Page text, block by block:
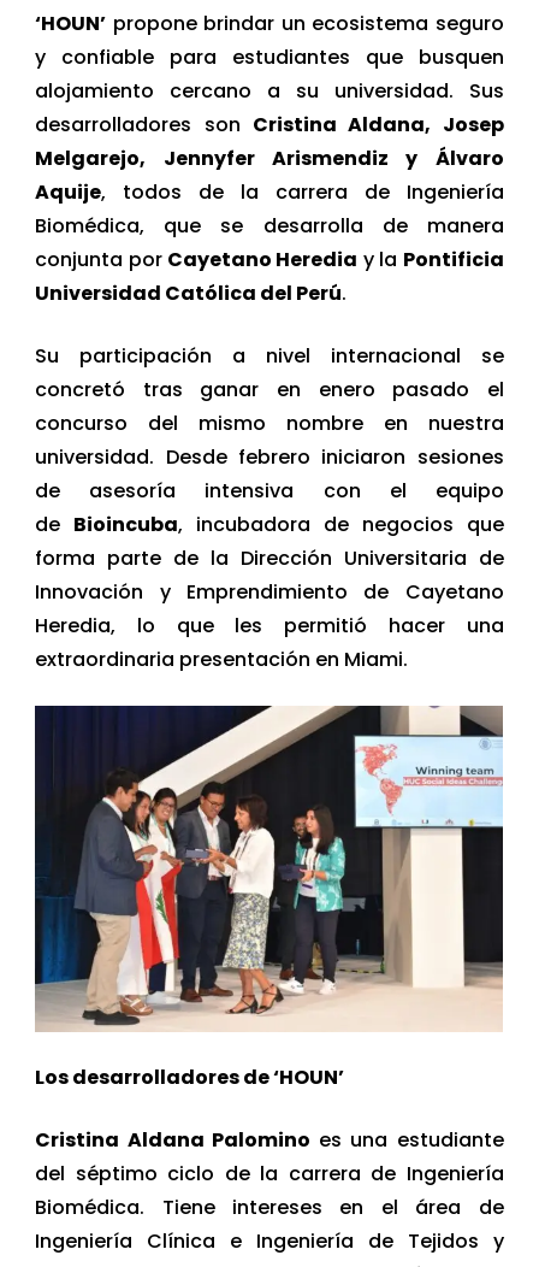
‘HOUN’ propone brindar un ecosistema seguro
y confiable para estudiantes que busquen
alojamiento cercano a su universidad. Sus
desarrolladores son Cristina Aldana, Josep
Melgarejo, Jennyfer Arismendiz y Álvaro
Aquije, todos de la carrera de Ingeniería
Biomédica, que se desarrolla de manera
conjunta por Cayetano Heredia y la Pontificia
Universidad Católica del Perú.
Su participación a nivel internacional se
concretó tras ganar en enero pasado el
concurso del mismo nombre en nuestra
universidad. Desde febrero iniciaron sesiones
de asesoría intensiva con el equipo
de Bioincuba, incubadora de negocios que
forma parte de la Dirección Universitaria de
Innovación y Emprendimiento de Cayetano
Heredia, lo que les permitió hacer una
extraordinaria presentación en Miami.
Los desarrolladores de ‘HOUN’
Cristina Aldana Palomino es una estudiante
del séptimo ciclo de la carrera de Ingeniería
Biomédica. Tiene intereses en el área de
Ingeniería Clínica e Ingeniería de Tejidos y